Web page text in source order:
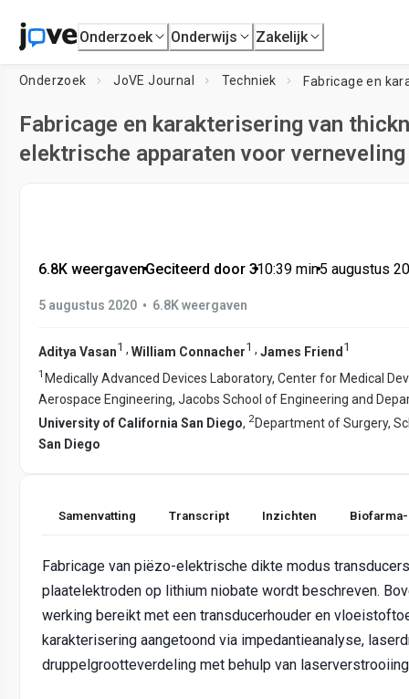
Onderzoek Onderwijs Zakelijk
Onderzoek JoVE Journal Techniek
Fabricage en karakterisering van
elektrische apparaten voor
6.8K weergaven•Geciteerd door 3•10:39 min•5 augustus
5 augustus 2020 • 6.8K weergaven
Aditya Vasan1 , William Connacher1 , James Friend 1
1 Medically Advanced Devices Laboratory, Center for Medical
Aerospace Engineering, Jacobs School of Engineering and
University of California San Diego, 2Department of Surgery,
San Diego
Samenvatting Transcript Inzichten
Fabricage van piëzo-elektrische dikte modus
plaatelektroden op lithium niobate wordt beschreven.
werking bereikt met een transducerhouder en
karakterisering aangetoond via impedantieanalyse,
druppelgrootteverdeling met behulp van